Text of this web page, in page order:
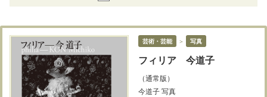
芸術・芸能 ＞ 写真
フィリア 今道子
（通常版）
今道子 写真